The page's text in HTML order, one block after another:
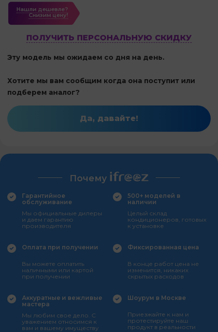
Нашли дешевле?
Cнизим цену!
ПОЛУЧИТЬ ПЕРСОНАЛЬНУЮ СКИДКУ
Эту модель мы ожидаем со дня на день.
Хотите мы вам сообщим когда она поступит или
подберем аналог?
Да, давайте!
Почему
Гарантийное
обслуживание
Мы официальные дилеры
и даем гарантию
производителя
500+ моделей в
наличии
Целый склад
кондиционеров, готовых
к установке
Оплата при получении
Вы можете оплатить
наличными или картой
при получении
Фиксированная цена
В конце работ цена не
изменится, никаких
скрытых расходов
Аккуратные и вежливые
мастера
Мы любим свое дело. С
уважением относимся к
вам и вашему имуществу
Шоурум в Москве
Приезжайте к нам и
протестируйте наш
продукт в реальности